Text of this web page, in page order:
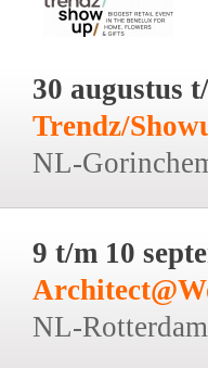
30 augustus
Trendz/
NL-
9 t/m 10
NL-Rotterdam